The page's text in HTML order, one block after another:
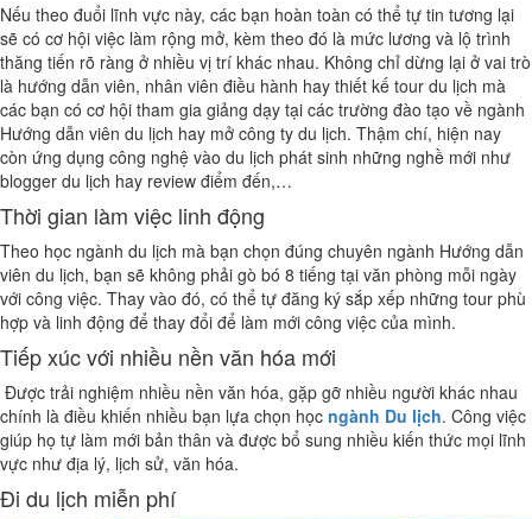
Nếu theo đuổi lĩnh vực này, các bạn hoàn toàn có thể tự tin tương lại
sẽ có cơ hội việc làm rộng mở, kèm theo đó là mức lương và lộ trình
thăng tiến rõ ràng ở nhiều vị trí khác nhau. Không chỉ dừng lại ở vai trò
là hướng dẫn viên, nhân viên điều hành hay thiết kế tour du lịch mà
các bạn có cơ hội tham gia giảng dạy tại các trường đào tạo về ngành
Hướng dẫn viên du lịch hay mở công ty du lịch. Thậm chí, hiện nay
còn ứng dụng công nghệ vào du lịch phát sinh những nghề mới như
blogger du lịch hay review điểm đến,…
Thời gian làm việc linh động
Theo học ngành du lịch mà bạn chọn đúng chuyên ngành Hướng dẫn
viên du lịch, bạn sẽ không phải gò bó 8 tiếng tại văn phòng mỗi ngày
với công việc. Thay vào đó, có thể tự đăng ký sắp xếp những tour phù
hợp và linh động để thay đổi để làm mới công việc của mình.
Tiếp xúc với nhiều nền văn hóa mới
Được trải nghiệm nhiều nền văn hóa, gặp gỡ nhiều người khác nhau
chính là điều khiến nhiều bạn lựa chọn học ngành Du lịch. Công việc
giúp họ tự làm mới bản thân và được bổ sung nhiều kiến thức mọi lĩnh
vực như địa lý, lịch sử, văn hóa.
Đi du lịch miễn phí